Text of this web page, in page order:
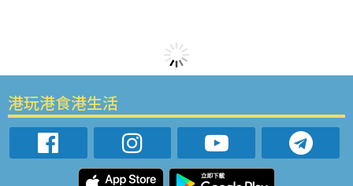
港玩港食港生活